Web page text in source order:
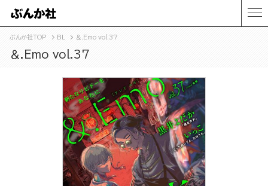
ぶんか社TOP BL ＆.Emo vol.37
＆.Emo vol.37